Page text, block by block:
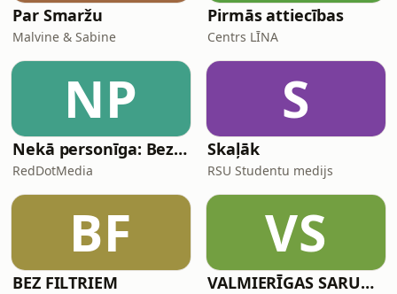
Par Smaržu
Malvine & Sabine
Pirmās attiecības
Centrs LĪNA
NP
Nekā personīga: Bez protokola
RedDotMedia
S
Skaļāk
RSU Studentu medijs
BF
BEZ FILTRIEM
VS
VALMIERĪGAS SARUNAS